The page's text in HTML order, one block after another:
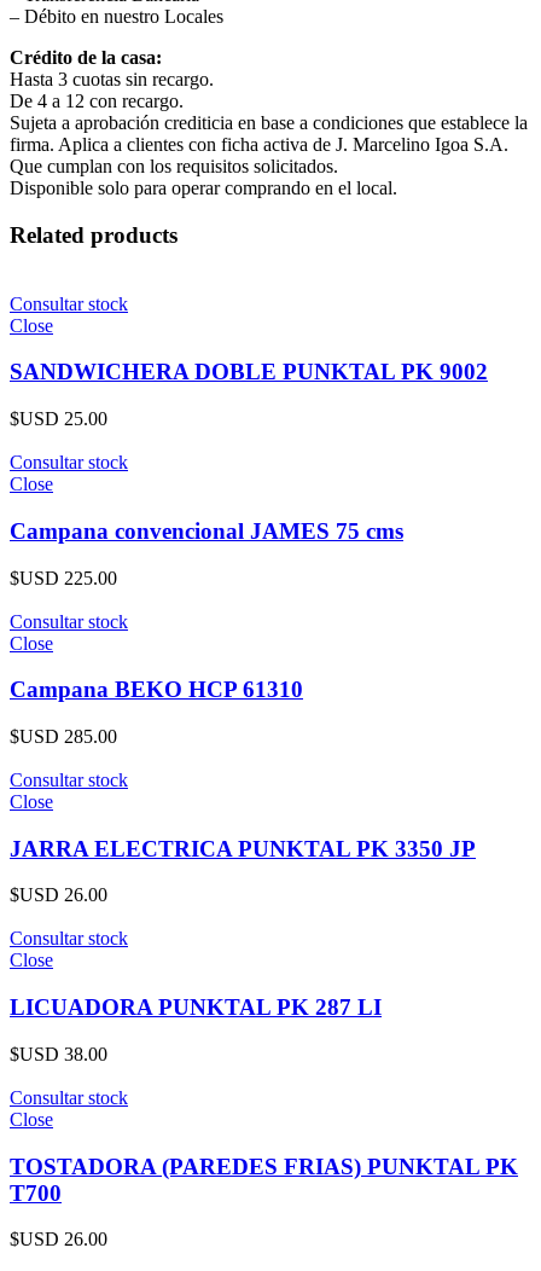
– Débito en nuestro Locales
Crédito de la casa:
Hasta 3 cuotas sin recargo.
De 4 a 12 con recargo.
Sujeta a aprobación crediticia en base a condiciones que establece la
firma. Aplica a clientes con ficha activa de J. Marcelino Igoa S.A.
Que cumplan con los requisitos solicitados.
Disponible solo para operar comprando en el local.
Related products
Consultar stock
Close
SANDWICHERA DOBLE PUNKTAL PK 9002
$USD 25.00
Consultar stock
Close
Campana convencional JAMES 75 cms
$USD 225.00
Consultar stock
Close
Campana BEKO HCP 61310
$USD 285.00
Consultar stock
Close
JARRA ELECTRICA PUNKTAL PK 3350 JP
$USD 26.00
Consultar stock
Close
LICUADORA PUNKTAL PK 287 LI
$USD 38.00
Consultar stock
Close
TOSTADORA (PAREDES FRIAS) PUNKTAL PK
T700
$USD 26.00